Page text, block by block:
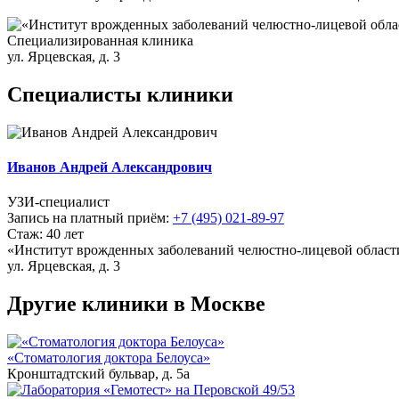
Специализированная клиника
ул. Ярцевская, д. 3
Специалисты клиники
Иванов Андрей Александрович
УЗИ-специалист
Запись на платный приём: +7 (495) 021-89-97
Стаж: 40 лет
«Институт врожденных заболеваний челюстно-лицевой
ул. Ярцевская, д. 3
Другие клиники в Москве
«Стоматология доктора Белоуса»
Кронштадтский бульвар, д. 5а